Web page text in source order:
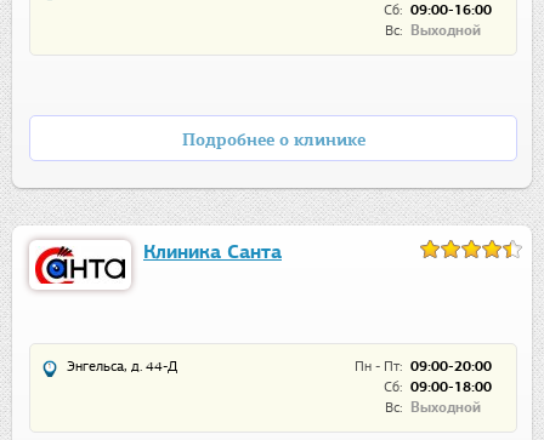
Сб: 09:00-16:00
Вс:
Выходной
Подробнее о клинике
Клиника Санта
Пн - Пт: 09:00-20:00
Сб: 09:00-18:00
Вс:
Выходной
Энгельса, д. 44-Д